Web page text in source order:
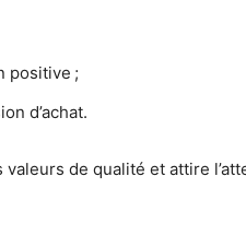
positive ;
d’achat.
valeurs de qualité et attire